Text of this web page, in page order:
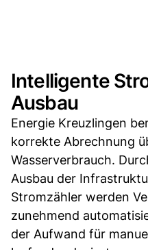
Intelligente
Ausbau
Energie Kreuzlingen
korrekte Abrechnung
Wasserverbrauch.
Ausbau der
Stromzähler werden
zunehmend
der Aufwand für